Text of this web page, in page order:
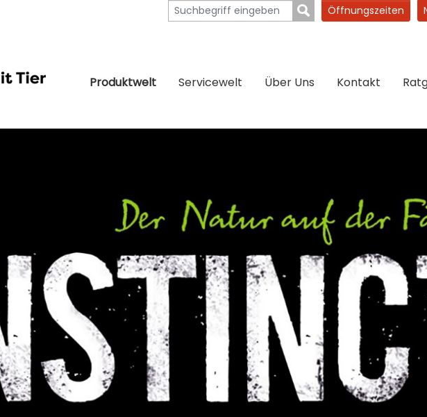
Öffnungszeiten
Produktwelt Servicewelt Über Uns Kontakt